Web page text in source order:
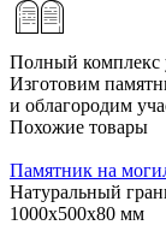
Полный комплекс
Изготовим
и облагородим
Похожие товары
Памятник на
Натуральный
1000х500х80 мм